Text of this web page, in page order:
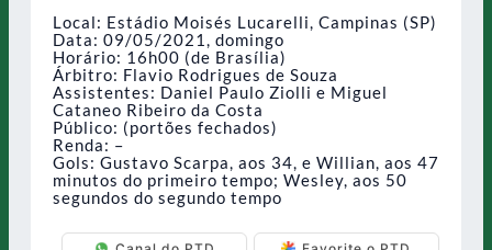
Local: Estádio Moisés Lucarelli, Campinas (SP)
Data: 09/05/2021, domingo
Horário: 16h00 (de Brasília)
Árbitro: Flavio Rodrigues de Souza
Assistentes: Daniel Paulo Ziolli e Miguel
Cataneo Ribeiro da Costa
Público: (portões fechados)
Renda: –
Gols: Gustavo Scarpa, aos 34, e Willian, aos 47
minutos do primeiro tempo; Wesley, aos 50
segundos do segundo tempo